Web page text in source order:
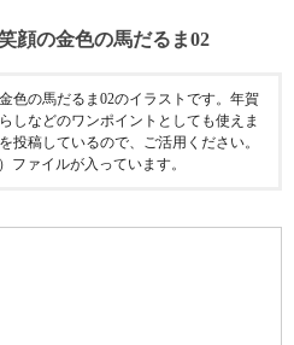
顔の金色の馬だるま02
色の馬だるま02のイラストです。年賀
しなどのワンポイントとしても使えま
投稿しているので、ご活用ください。
ファイルが入っています。